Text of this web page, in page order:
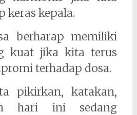
keras kepala.
berharap memiliki
kuat jika kita terus
terhadap dosa.
pikirkan, katakan,
hari ini sedang